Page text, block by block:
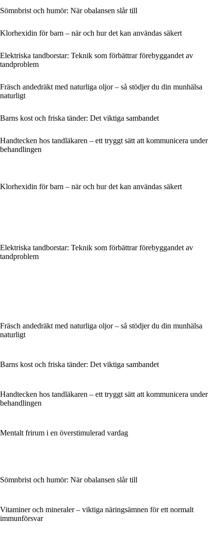
Sömnbrist och humör: När obalansen slår till
Klorhexidin för barn – när och hur det kan användas säkert
Elektriska tandborstar: Teknik som förbättrar förebyggandet av
tandproblem
Fräsch andedräkt med naturliga oljor – så stödjer du din munhälsa
naturligt
Barns kost och friska tänder: Det viktiga sambandet
Handtecken hos tandläkaren – ett tryggt sätt att kommunicera under
behandlingen
Klorhexidin för barn – när och hur det kan användas säkert
Elektriska tandborstar: Teknik som förbättrar förebyggandet av
tandproblem
Fräsch andedräkt med naturliga oljor – så stödjer du din munhälsa
naturligt
Barns kost och friska tänder: Det viktiga sambandet
Handtecken hos tandläkaren – ett tryggt sätt att kommunicera under
behandlingen
Mentalt frirum i en överstimulerad vardag
Sömnbrist och humör: När obalansen slår till
Vitaminer och mineraler – viktiga näringsämnen för ett normalt
immunförsvar